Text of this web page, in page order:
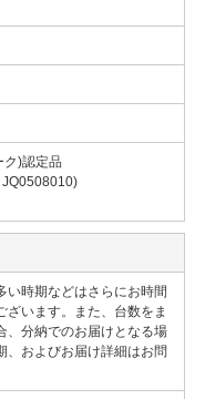
ク)認定品
JQ0508010)
い時期などはさらにお時間
ざいます。また、台数をま
、分納でのお届けとなる場
、およびお届け詳細はお問